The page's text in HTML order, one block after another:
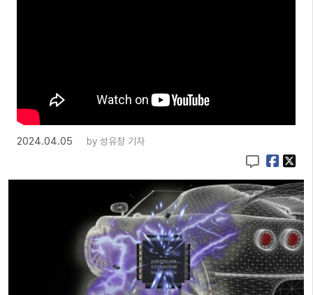
2024.04.05 by 성유창 기자